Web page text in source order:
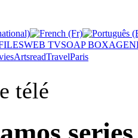
WEB TVSOAP BOX
ArtsreadTravelParis
télé